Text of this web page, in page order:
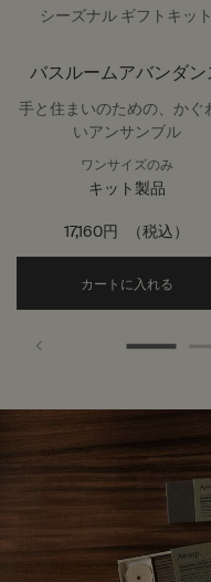
シーズナル ギフトキット
バスルームアバンダン
手と住まいのための、かぐ
いアンサンブル
ワンサイズのみ
キット製品
17,160円 （税込）
カートに入れる